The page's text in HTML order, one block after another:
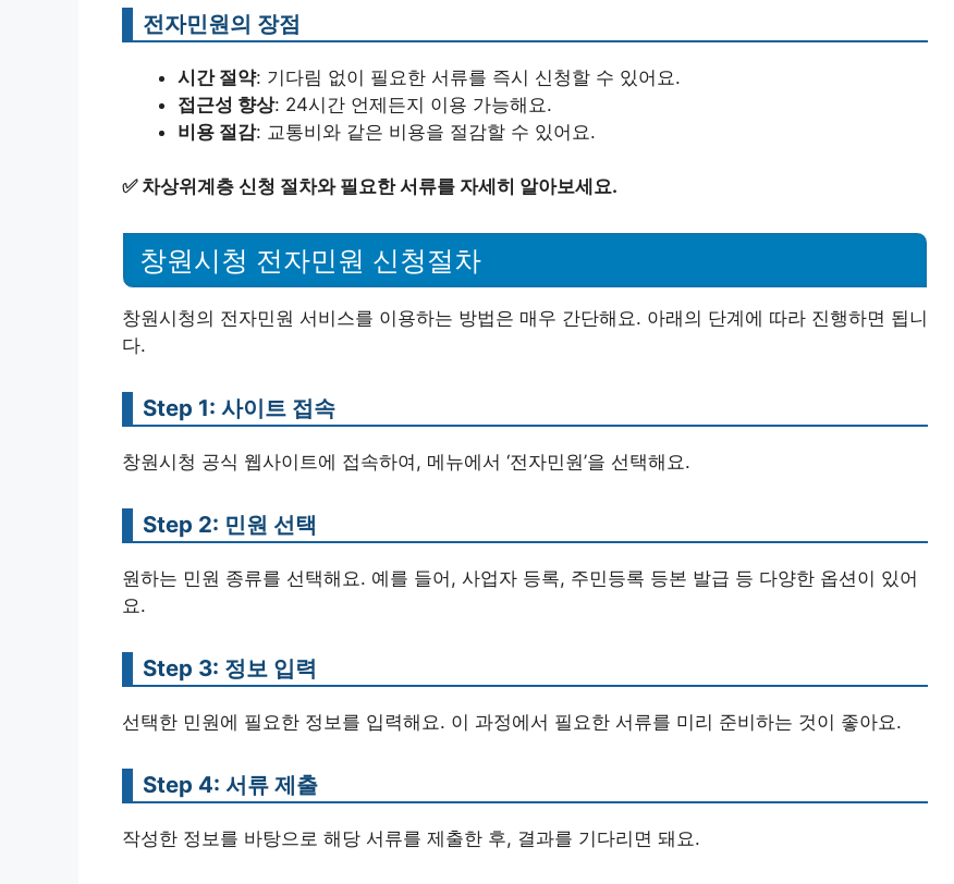
전자민원의 장점
시간 절약: 기다림 없이 필요한 서류를 즉시 신청할 수 있어요.
접근성 향상: 24시간 언제든지 이용 가능해요.
비용 절감: 교통비와 같은 비용을 절감할 수 있어요.
✅ 차상위계층 신청 절차와 필요한 서류를 자세히 알아보세요.
창원시청 전자민원 신청절차
창원시청의 전자민원 서비스를 이용하는 방법은 매우 간단해요. 아래의 단계에 따라 진행하면 됩니
다.
Step 1: 사이트 접속
창원시청 공식 웹사이트에 접속하여, 메뉴에서 ‘전자민원’을 선택해요.
Step 2: 민원 선택
원하는 민원 종류를 선택해요. 예를 들어, 사업자 등록, 주민등록 등본 발급 등 다양한 옵션이 있어
요.
Step 3: 정보 입력
선택한 민원에 필요한 정보를 입력해요. 이 과정에서 필요한 서류를 미리 준비하는 것이 좋아요.
Step 4: 서류 제출
작성한 정보를 바탕으로 해당 서류를 제출한 후, 결과를 기다리면 돼요.